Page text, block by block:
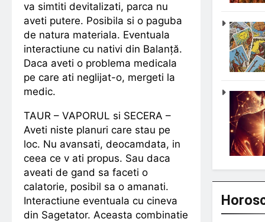
va simtiti devitalizati, parca nu
aveti putere. Posibila si o paguba
de natura materiala. Eventuala
interactiune cu nativi din Balanță.
Daca aveti o problema medicala
pe care ati neglijat-o, mergeti la
medic.
TAUR – VAPORUL si SECERA –
Aveti niste planuri care stau pe
loc. Nu avansati, deocamdata, in
ceea ce v ati propus. Sau daca
aveati de gand sa faceti o
calatorie, posibil sa o amanati.
Interactiune eventuala cu cineva
din Sagetator. Aceasta combinatie